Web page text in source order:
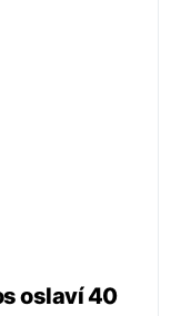
oslaví 40